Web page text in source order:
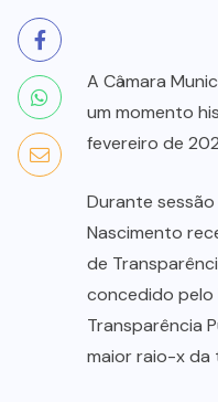
A Câmara
um momento
fevereiro de
Durante
Nascimento
de
concedido pelo
Transparência
maior raio-x da